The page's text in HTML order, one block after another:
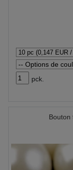
pck.
Bouton